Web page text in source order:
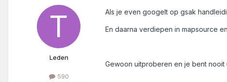
Leden
590
Als je even googelt op gsak
En daarna verdiepen in mapsource
Gewoon uitproberen en je bent nooit